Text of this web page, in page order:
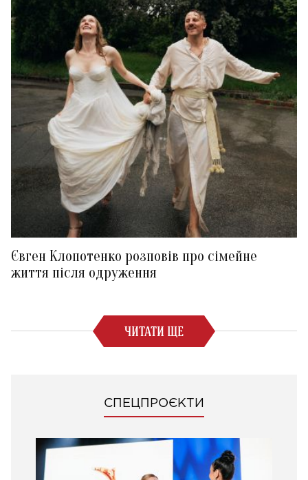
Євген Клопотенко розповів про сімейне
життя після одруження
ЧИТАТИ ЩЕ
СПЕЦПРОЄКТИ